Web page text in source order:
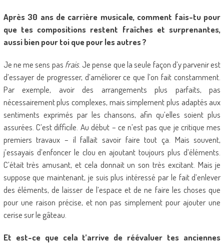
Après 30 ans de carrière musicale, comment fais-tu pour
que tes compositions restent fraîches et surprenantes,
aussi bien pour toi que pour les autres ?
Je ne me sens pas frais. Je pense que la seule façon d’y parvenir est
d’essayer de progresser, d’améliorer ce que l’on fait constamment.
Par exemple, avoir des arrangements plus parfaits, pas
nécessairement plus complexes, mais simplement plus adaptés aux
sentiments exprimés par les chansons, afin qu’elles soient plus
assurées. C’est difficile. Au début – ce n’est pas que je critique mes
premiers travaux – il fallait savoir faire tout ça. Mais souvent,
j’essayais d’enfoncer le clou en ajoutant toujours plus d’éléments.
C’était très amusant, et cela donnait un son très excitant. Mais je
suppose que maintenant, je suis plus intéressé par le fait d’enlever
des éléments, de laisser de l’espace et de ne faire les choses que
pour une raison précise, et non pas simplement pour ajouter une
cerise sur le gâteau.
Et est-ce que cela t’arrive de réévaluer tes anciennes